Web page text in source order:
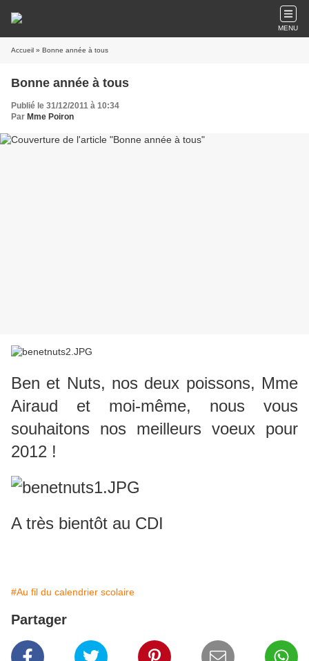
MENU
Accueil » Bonne année à tous
Bonne année à tous
Publié le 31/12/2011 à 10:34
Par Mme Poiron
Ben et Nuts, nos deux poissons, Mme
Airaud et moi-même, nous vous
souhaitons nos meilleurs voeux pour
2012 !
A très bientôt au CDI
#Au fil du calendrier scolaire
Partager